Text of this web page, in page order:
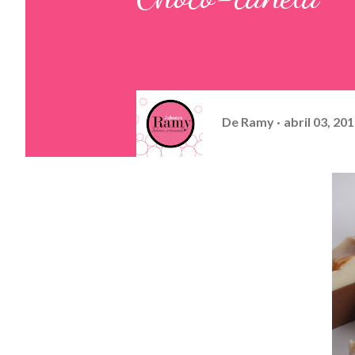
De Ramy abril 03,